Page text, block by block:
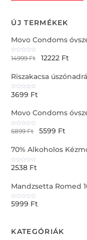
ÚJ TERMÉKEK
Movo Condoms
R
a
d
0
o
u
t
o
14999Ft 12222 Ft
Riszakacsa
R
a
d
0
o
u
t
o
3699 Ft
Movo Condoms
R
a
d
0
o
u
t
o
6899Ft 5599 Ft
70% Alkoholos
R
a
d
0
o
u
t
o
2538 Ft
Mandzsetta Romed
R
a
o
u
5999 Ft
KATEGÓRIÁK